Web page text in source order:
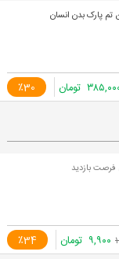
تم پارک بدن انسان
٪30 تومان
فرصت بازدید
٪34 ۹,۹۰۰ تومان